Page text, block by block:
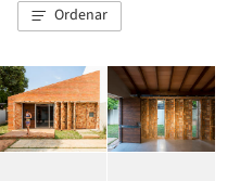
Ordenar